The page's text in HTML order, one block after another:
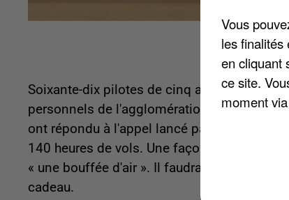
Soixante-dix pilotes de cinq aéroclubs
personnels de l'agglomération meldoise
ont répondu à l'appel lancé par le
140 heures de vols. Une façon pour eux de
« une bouffée d'air ». Il faudra toutefois
cadeau.
Vous
les finalités
en cliquant
ce site.
moment